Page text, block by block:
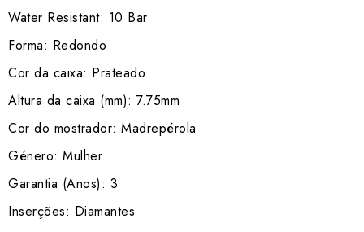
Water Resistant: 10 Bar
Forma: Redondo
Cor da caixa: Prateado
Altura da caixa (mm): 7.75mm
Cor do mostrador: Madrepérola
Género: Mulher
Garantia (Anos): 3
Inserções: Diamantes